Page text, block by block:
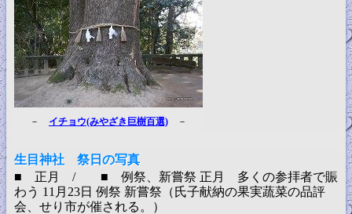
－ イチョウ(みやざき巨樹百選) －
生目神社 祭日の写真
■ 正月 / ■ 例祭、新嘗祭 正月 多くの参拝者で賑
わう 11月23日 例祭 新嘗祭（氏子献納の果実蔬菜の品評
会、せり市が催される。）